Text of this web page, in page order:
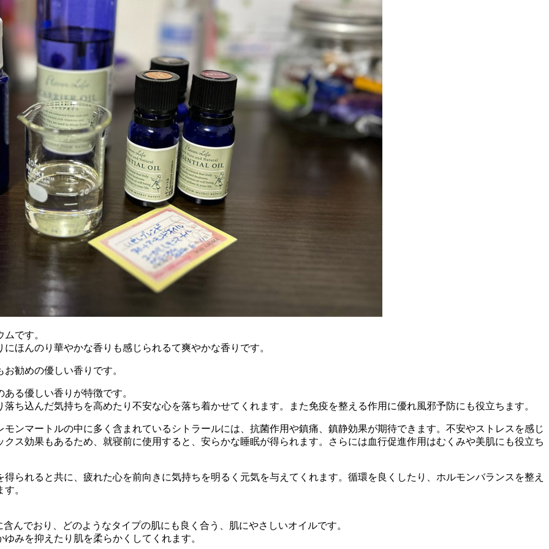
です。
ほんのり華やかな香りも感じられるて爽やかな香りです。
勧めの優しい香りです。
る優しい香りが特徴です。
ち込んだ気持ちを高めたり不安な心を落ち着かせてくれます。また免疫を整える作用に優れ風邪予防にも役立ちます。
ンマートルの中に多く含まれているシトラールには、抗菌作用や鎮痛、鎮静効果が期待できます。不安やストレスを感じ
ス効果もあるため、就寝前に使用すると、安らかな睡眠が得られます。さらには血行促進作用はむくみや美肌にも役立ち
られると共に、疲れた心を前向きに気持ちを明るく元気を与えてくれます。循環を良くしたり、ホルモンバランスを整え
。
んでおり、どのようなタイプの肌にも良く合う、肌にやさしいオイルです。
ゆみを抑えたり肌を柔らかくしてくれます。